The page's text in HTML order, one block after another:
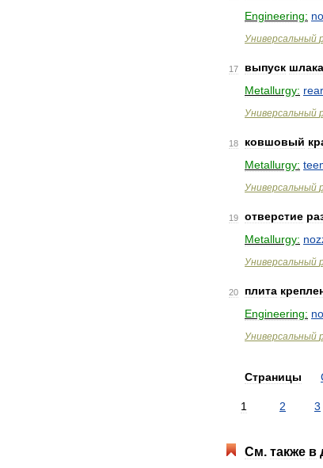
Engineering:
Универсальный
17 выпуск шлака
Metallurgy: rear
Универсальный
18 ковшовый
Metallurgy:
Универсальный
19 отверстие
Metallurgy:
Универсальный
20 плита
Engineering:
Универсальный
Страницы
1 2 3
См. также в